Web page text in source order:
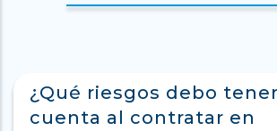
¿Qué riesgos debo
cuenta al contratar en